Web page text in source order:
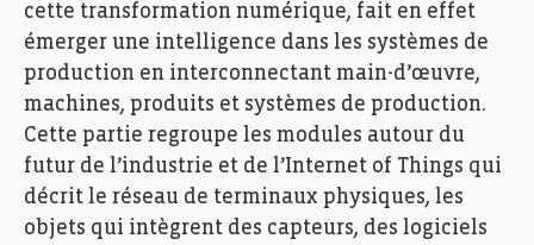
cette transformation numérique, fait en effet
émerger une intelligence dans les systèmes de
production en interconnectant main-d’œuvre,
machines, produits et systèmes de production.
Cette partie regroupe les modules autour du
futur de l’industrie et de l’Internet of Things qui
décrit le réseau de terminaux physiques, les
objets qui intègrent des capteurs, des logiciels